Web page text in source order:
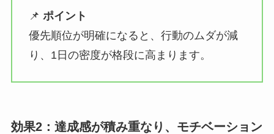
📌 ポイント
優先順位が明確になると、行動のムダが減
り、1日の密度が格段に高まります。
効果2：達成感が積み重なり、モチベーション